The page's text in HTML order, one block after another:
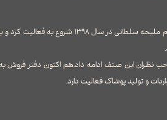
برند ابریشم یک برند جدید در طراحی و واردات پوشاک زنانه می باشد که توسط خانم ملیحه سلطانی در سال ۱۳۹۸ شروع به فعالیت
نظران این صنف ادامه داد.هم اکنون دفتر فروش
و تولید پوشاک فعالیت دارد.